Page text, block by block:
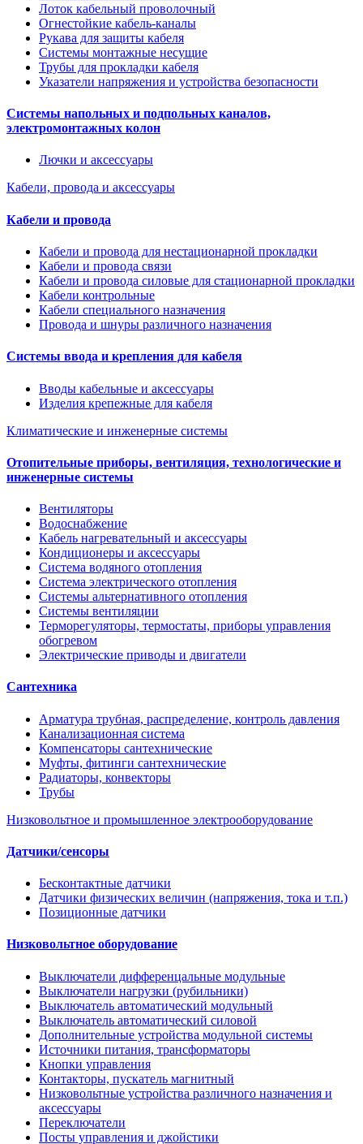
Лоток кабельный проволочный
Огнестойкие кабель-каналы
Рукава для защиты кабеля
Системы монтажные несущие
Трубы для прокладки кабеля
Указатели напряжения и устройства безопасности
Системы напольных и подпольных каналов,
электромонтажных колон
Лючки и аксессуары
Кабели, провода и аксессуары
Кабели и провода
Кабели и провода для нестационарной прокладки
Кабели и провода связи
Кабели и провода силовые для стационарной прокладки
Кабели контрольные
Кабели специального назначения
Провода и шнуры различного назначения
Системы ввода и крепления для кабеля
Вводы кабельные и аксессуары
Изделия крепежные для кабеля
Климатические и инженерные системы
Отопительные приборы, вентиляция, технологические и
инженерные системы
Вентиляторы
Водоснабжение
Кабель нагревательный и аксессуары
Кондиционеры и аксессуары
Система водяного отопления
Система электрического отопления
Системы альтернативного отопления
Системы вентиляции
Терморегуляторы, термостаты, приборы управления
обогревом
Электрические приводы и двигатели
Сантехника
Арматура трубная, распределение, контроль давления
Канализационная система
Компенсаторы сантехнические
Муфты, фитинги сантехнические
Радиаторы, конвекторы
Трубы
Низковольтное и промышленное электрооборудование
Датчики/сенсоры
Бесконтактные датчики
Датчики физических величин (напряжения, тока и т.п.)
Позиционные датчики
Низковольтное оборудование
Выключатели дифференцальные модульные
Выключатели нагрузки (рубильники)
Выключатель автоматический модульный
Выключатель автоматический силовой
Дополнительные устройства модульной системы
Источники питания, трансформаторы
Кнопки управления
Контакторы, пускатель магнитный
Низковольтные устройства различного назначения и
аксессуары
Переключатели
Посты управления и джойстики